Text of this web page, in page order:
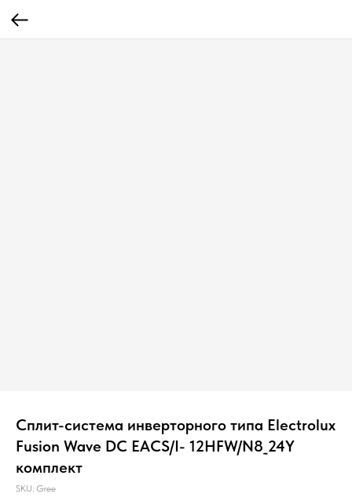
Сплит-система инверторного типа Electrolux
Fusion Wave DC EACS/I- 12HFW/N8_24Y
комплект
SKU: Gree